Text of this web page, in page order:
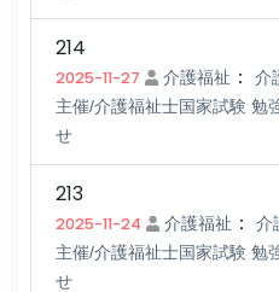
214
2025-11-27 介護福祉 ：
介
主催/介護福祉士国家試験 勉
せ
213
2025-11-24 介護福祉 ：
介
主催/介護福祉士国家試験 勉
せ